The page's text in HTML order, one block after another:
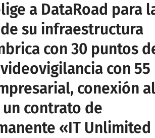
a DataRoad para
su infraestructura
con 30 puntos
con 55
conexión al
contrato de
«IT Unlimited